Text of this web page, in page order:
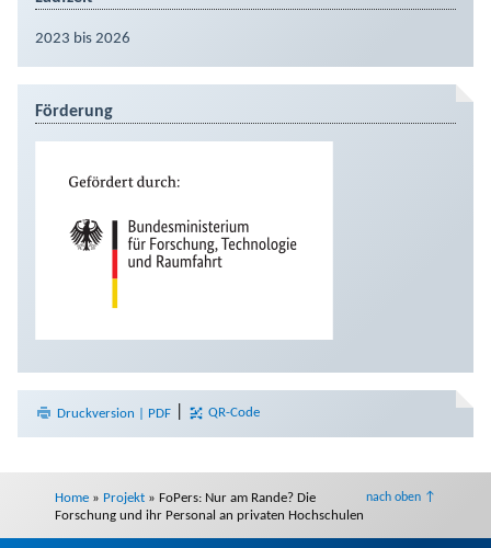
2023 bis 2026
Förderung
Druckversion | PDF QR-Code
nach oben ↑
Home » Projekt » FoPers: Nur am Rande? Die
Forschung und ihr Personal an privaten Hochschulen